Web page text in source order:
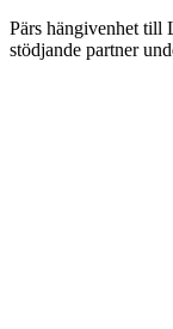
Pärs hängivenhet till
stödjande partner